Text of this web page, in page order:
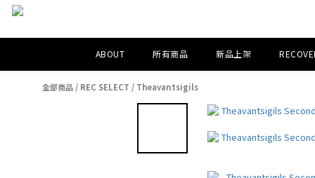
ABOUT 所有商品 新品上架
全部商品 / REC SELECT / Theavantsigils